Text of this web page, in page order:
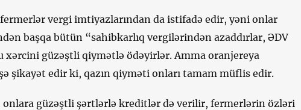
vergi imtiyazlarından da istifadə edir, yəni onlar
başqa bütün “sahibkarlıq vergilərindən azaddırlar, ƏDV
xərcini güzəştli qiymətlə ödəyirlər. Amma oranjereya
şikayət edir ki, qazın qiyməti onları tamam müflis edir.
onlara güzəştli şərtlərlə kreditlər də verilir, fermerlərin özləri